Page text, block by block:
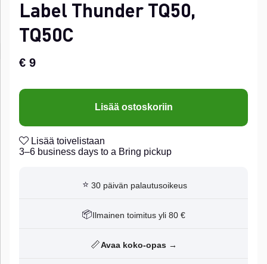
Label Thunder TQ50,
TQ50C
€ 9
Lisää ostoskoriin
Lisää toivelistaan
3–6 business days to a Bring pickup
⭐ 30 päivän palautusoikeus
📦 Ilmainen toimitus yli 80 €
📏Avaa koko-opas →